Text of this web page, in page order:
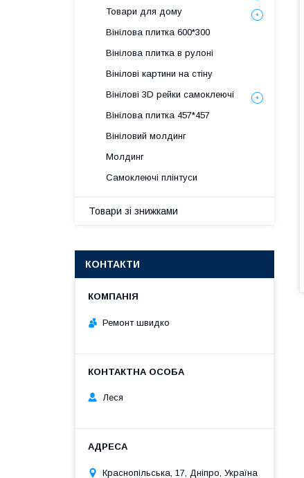
Товари для дому
Вінілова плитка 600*300
Вінілова плитка в рулоні
Вінілові картини на стіну
Вінілові 3D рейки самоклеючі
Вінілова плитка 457*457
Вініловий молдинг
Молдинг
Самоклеючі плінтуси
Товари зі знижками
КОНТАКТИ
Ремонт швидко
Леся
Краснопільська, 17, Дніпро, Україна